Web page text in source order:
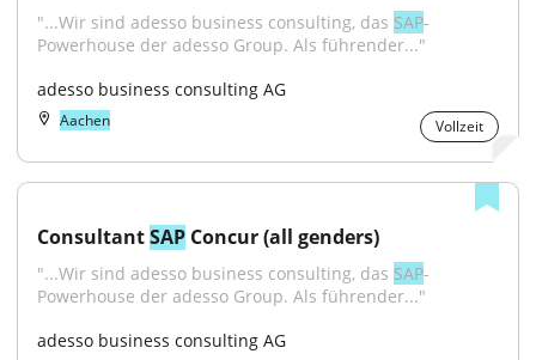
"...Wir sind adesso business consulting, das SAP-
Powerhouse der adesso Group. Als führender..."
adesso business consulting AG
Aachen Vollzeit
Consultant SAP Concur (all genders)
"...Wir sind adesso business consulting, das SAP-
Powerhouse der adesso Group. Als führender..."
adesso business consulting AG